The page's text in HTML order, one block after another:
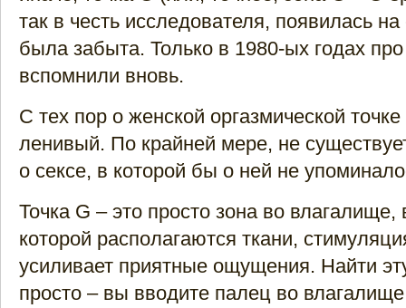
так в честь исследователя, появилась
была забыта. Только в 1980-ых годах про
вспомнили вновь.
С тех пор о женской оргазмической
ленивый. По крайней мере, не
о сексе, в которой бы о ней не
Точка G – это просто зона во влагалище,
которой располагаются ткани,
усиливает приятные ощущения. Найти
просто – вы вводите палец во